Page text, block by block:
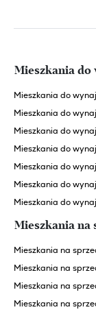
Mieszkania do
Mieszkania do
Mieszkania do
Mieszkania do
Mieszkania do
Mieszkania do
Mieszkania do
Mieszkania do
Mieszkania na
Mieszkania na
Mieszkania na
Mieszkania na
Mieszkania na